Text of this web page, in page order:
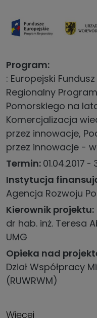
Program
: Europejski
Regionalny
Pomorskiego na
Komercjalizacja
przez innowacje,
przez innowacje -
Termin 01.04.2017
Instytucja
Agencja Rozwoju
Kierownik projektu
dr hab. inż. Teresa
UMG
Opieka nad
Dział Współpracy
(RUWRWM)
Więcej